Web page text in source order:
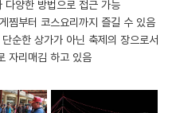
다양한 방법으로 접근 가능
찜부터 코스요리까지 즐길 수 있음
순한 상가가 아닌 축제의 장으로서
자리매김 하고 있음